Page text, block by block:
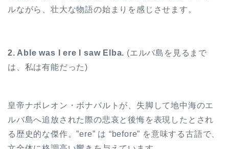
ルながら、壮大な物語の始まりを感じさせます。
2. Able was I ere I saw Elba. (エルバ島を見るまで
は、私は有能だった)
皇帝ナポレオン・ボナパルトが、失脚して地中海のエ
ルバ島へ追放された際の悲哀と後悔を表現したとされ
る歴史的な傑作。”ere” は “before” を意味する古語で、